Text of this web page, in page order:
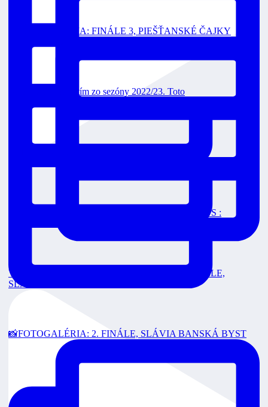
📸FOTOGALÉRIA: FINÁLE 3, PIEŠŤANSKÉ ČAJKY
Toto je strieborný tím zo sezóny 2022/23. Toto
FINÁLE 3 Dnes o 18:00 v priamom prenose na RTVS :
VEOLIA POZÁPASOVÉ ROZHOVORY: 2. FINÁLE,
SLÁVIA
📸FOTOGALÉRIA: 2. FINÁLE, SLÁVIA BANSKÁ BYST